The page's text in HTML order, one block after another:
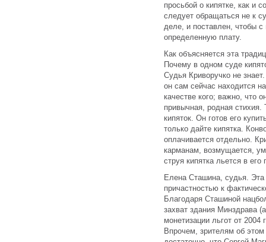
просьбой о кипятке, как и
следует обращаться не к
деле, и поставлен, чтобы с
определенную плату.
Как объясняется эта
Почему в одном суде
Судья Криворучко не
он сам сейчас находится
качестве кого; важно, что
привычная, родная стихия.
кипяток. Он готов его
только дайте кипятка.
оплачивается отдельно.
карманам, возмущается,
струя кипятка льется в
Елена Сташина, судья.
причастностью к
Благодаря Сташиной
захват здания Минздрава
монетизации льгот от
Впрочем, зрителям об